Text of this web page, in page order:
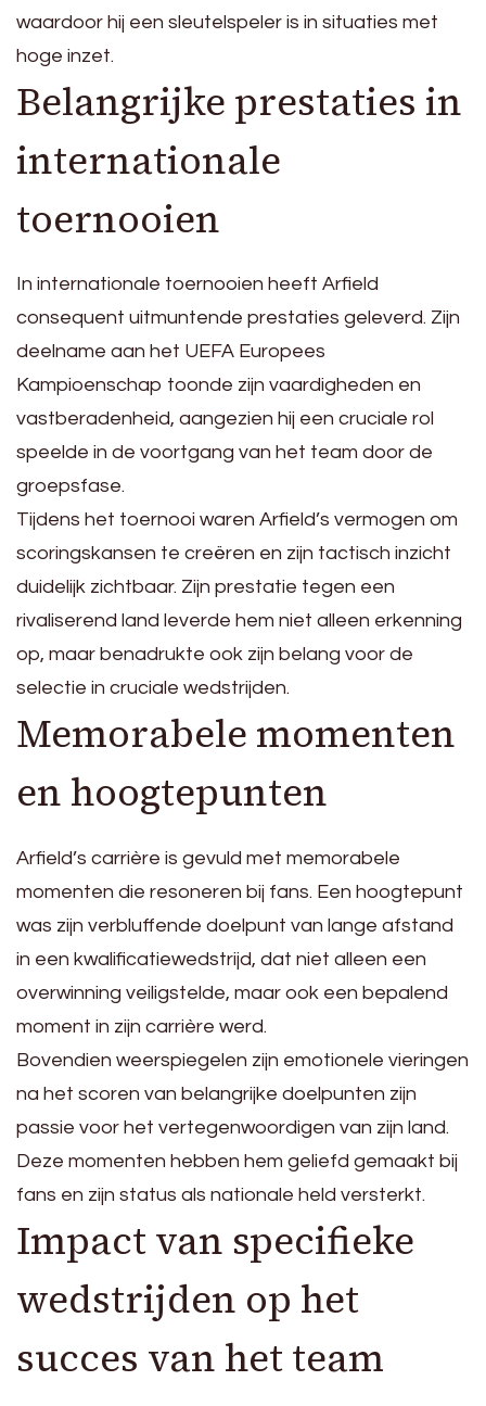
waardoor hij een sleutelspeler is in situaties met
hoge inzet.
Belangrijke prestaties in
internationale
toernooien
In internationale toernooien heeft Arfield
consequent uitmuntende prestaties geleverd. Zijn
deelname aan het UEFA Europees
Kampioenschap toonde zijn vaardigheden en
vastberadenheid, aangezien hij een cruciale rol
speelde in de voortgang van het team door de
groepsfase.
Tijdens het toernooi waren Arfield’s vermogen om
scoringskansen te creëren en zijn tactisch inzicht
duidelijk zichtbaar. Zijn prestatie tegen een
rivaliserend land leverde hem niet alleen erkenning
op, maar benadrukte ook zijn belang voor de
selectie in cruciale wedstrijden.
Memorabele momenten
en hoogtepunten
Arfield’s carrière is gevuld met memorabele
momenten die resoneren bij fans. Een hoogtepunt
was zijn verbluffende doelpunt van lange afstand
in een kwalificatiewedstrijd, dat niet alleen een
overwinning veiligstelde, maar ook een bepalend
moment in zijn carrière werd.
Bovendien weerspiegelen zijn emotionele vieringen
na het scoren van belangrijke doelpunten zijn
passie voor het vertegenwoordigen van zijn land.
Deze momenten hebben hem geliefd gemaakt bij
fans en zijn status als nationale held versterkt.
Impact van specifieke
wedstrijden op het
succes van het team